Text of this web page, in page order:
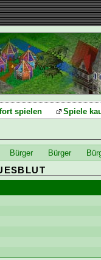
spielen Spiele
Bürger Bürger